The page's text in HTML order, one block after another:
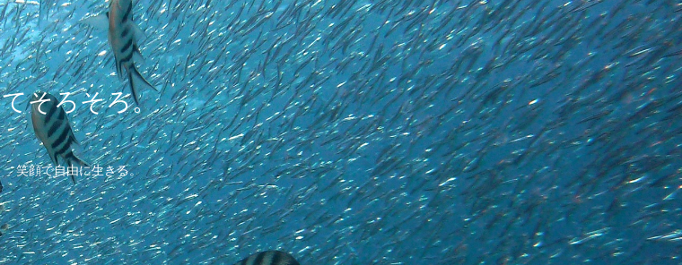
てそろそろ。
笑顔で自由に生きる。